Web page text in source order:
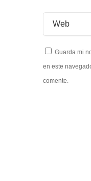
Guarda mi
en este
comente.